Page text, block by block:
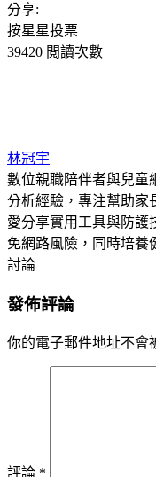
分享:
按星星投票
39420 閲讀次數
林冠宇
數位親職陪伴者與兒童
分析經驗，專注幫助家
愛分享實用工具與防護
免網路風險，同時培養
討論
發佈評論
你的電子郵件地址不會
評論 *